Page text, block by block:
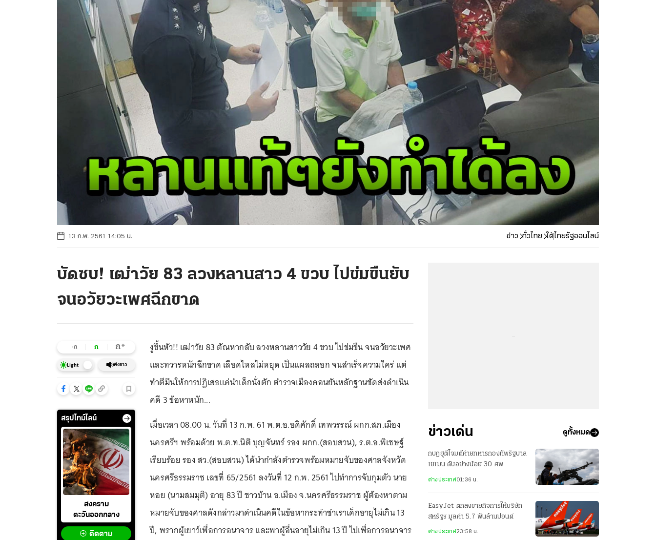
13 ก.พ. 2561 14:05 น. ข่าว ทั่วไทย ใต้ไทยรัฐออนไลน์
บัดซบ! เฒ่าวัย 83 ลวงหลานสาว 4 ขวบ ไปข่มขืนยับ
จนอวัยวะเพศฉีกขาด
-ก ก ก+
Light ฟังข่าว
สรุปไทม์ไลน์
สงคราม
ตะวันออกกลาง
ติดตาม
งูขึ้นหัว!! เฒ่าวัย 83 ตัณหากลับ ลวงหลานสาววัย 4 ขวบ ไปข่มขืน จนอวัยวะเพศ
และทวารหนักฉีกขาด เลือดไหลไม่หยุด เป็นแผลถลอก จนสำเร็จความใคร่ แต่
ทำตีมึนให้การปฏิเสธแค่นำเด็กนั่งตัก ตำรวจเมืองคอนยันหลักฐานชัดส่งดำเนิน
คดี 3 ข้อหาหนัก...
เมื่อเวลา 08.00 น. วันที่ 13 ก.พ. 61 พ.ต.อ.อดิศักดิ์ เทพวรรณ์ ผกก.สภ.เมือง
นครศรีฯ พร้อมด้วย พ.ต.ท.นิติ บุญจันทร์ รอง ผกก.(สอบสวน), ร.ต.อ.พิเชษฐ์
เรียบร้อย รอง สว.(สอบสวน) ได้นำกำลังตำรวจพร้อมหมายจับของศาลจังหวัด
นครศรีธรรมราช เลขที่ 65/2561 ลงวันที่ 12 ก.พ. 2561 ไปทำการจับกุมตัว นาย
หอย (นามสมมุติ) อายุ 83 ปี ชาวบ้าน อ.เมือง จ.นครศรีธรรมราช ผู้ต้องหาตาม
หมายจับของศาลดังกล่าวมาดำเนินคดีในข้อหากระทำชำเราเด็กอายุไม่เกิน 13
ปี, พรากผู้เยาว์เพื่อการอนาจาร และพาผู้อื่นอายุไม่เกิน 13 ปี ไปเพื่อการอนาจาร
ข่าวเด่น ดูทั้งหมด
กบฏฮูตีโจมตีค่ายทหารกองทัพรัฐบาล
เยเมน ดับอย่างน้อย 30 ศพ
ต่างประเทศ01:36 น.
EasyJet ตกลงขายกิจการให้บริษัท
สหรัฐฯ มูลค่า 5.7 พันล้านปอนด์
ต่างประเทศ23:58 น.